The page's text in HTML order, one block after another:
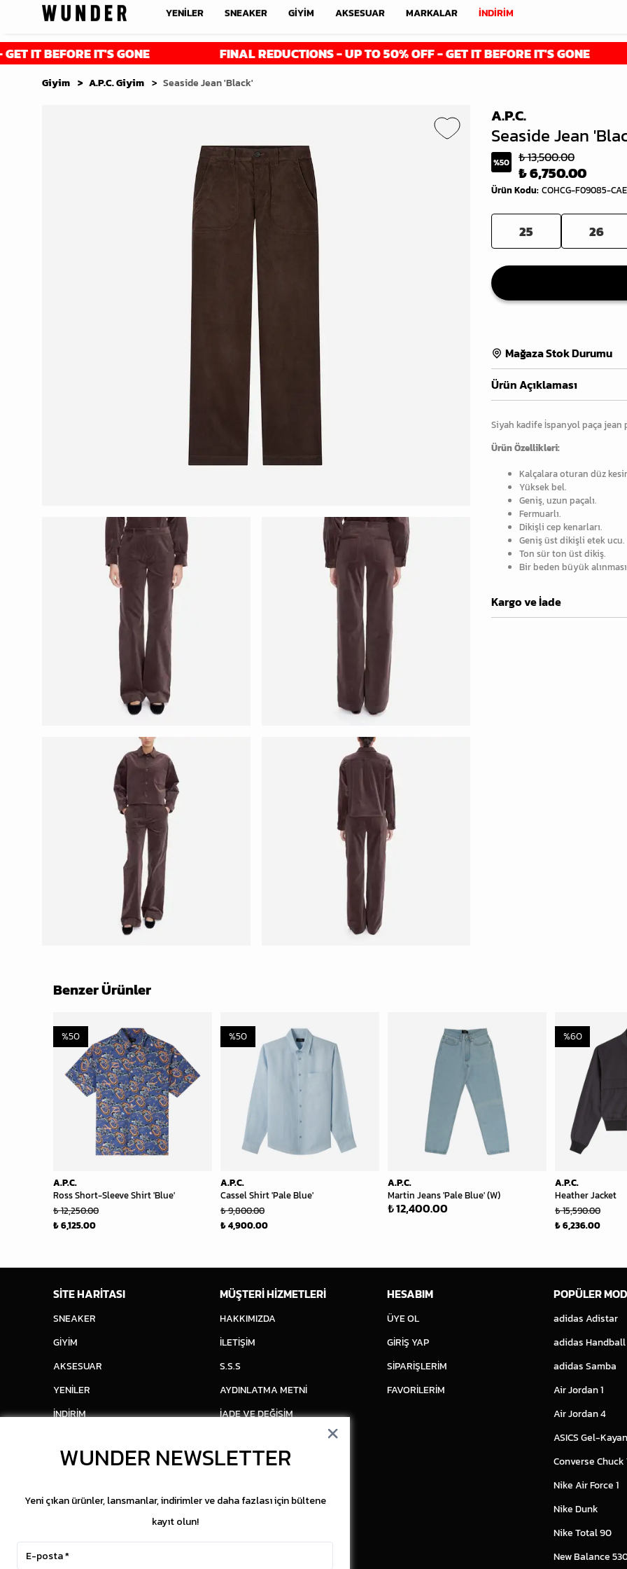
YENİLER SNEAKER GİYİM AKSESUAR MARKALAR İNDİRİM
IT'S GONE FINAL REDUCTIONS - UP TO 50% OFF - GET IT BEFORE IT'S GONE
Giyim A.P.C. Giyim Seaside Jean 'Black'
A.P.C.
Seaside Jean
%50 ₺ 13,500.00
₺ 6,750.00
Ürün Kodu: COHCG-F09085-CAE
25 26
Mağaza Stok Durumu
Ürün Açıklaması
Siyah kadife İspanyol paça jean
Ürün Özellikleri:
Kalçalara oturan düz
Yüksek bel.
Geniş, uzun paçalı.
Fermuarlı.
Dikişli cep kenarları.
Geniş üst dikişli etek ucu.
Ton sür ton üst dikiş.
Bir beden büyük
Kargo ve İade
Benzer Ürünler
A.P.C.
Ross Short-Sleeve Shirt 'Blue'
%50
₺ 12,250.00
₺ 6,125.00
A.P.C.
Cassel Shirt 'Pale Blue'
%50
₺ 9,800.00
₺ 4,900.00
A.P.C.
Martin Jeans 'Pale Blue' (W)
₺ 12,400.00
A.P.C.
Heather Jacket
%60
₺ 15,590.00
₺ 6,236.00
SİTE HARİTASI
SNEAKER
GİYİM
AKSESUAR
YENİLER
İNDİRİM
MÜŞTERİ HİZMETLERİ
HAKKIMIZDA
İLETİŞİM
S.S.S
AYDINLATMA METNİ
İADE VE DEĞİŞİM
HESABIM
ÜYE OL
GİRİŞ YAP
SİPARİŞLERİM
FAVORİLERİM
POPÜLER
adidas Adistar
adidas
adidas Samba
Air Jordan 1
Air Jordan 4
ASICS Gel-
Converse Chuck
Nike Air Force 1
Nike Dunk
Nike Total 90
New Balance
WUNDER NEWSLETTER
Yeni çıkan ürünler, lansmanlar, indirimler ve daha fazlası için bültene
kayıt olun!